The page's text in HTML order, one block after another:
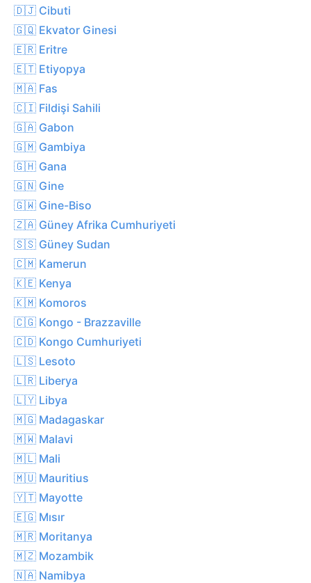
🇩🇯 Cibuti
🇬🇶 Ekvator Ginesi
🇪🇷 Eritre
🇪🇹 Etiyopya
🇲🇦 Fas
🇨🇮 Fildişi Sahili
🇬🇦 Gabon
🇬🇲 Gambiya
🇬🇭 Gana
🇬🇳 Gine
🇬🇼 Gine-Biso
🇿🇦 Güney Afrika Cumhuriyeti
🇸🇸 Güney Sudan
🇨🇲 Kamerun
🇰🇪 Kenya
🇰🇲 Komoros
🇨🇬 Kongo - Brazzaville
🇨🇩 Kongo Cumhuriyeti
🇱🇸 Lesoto
🇱🇷 Liberya
🇱🇾 Libya
🇲🇬 Madagaskar
🇲🇼 Malavi
🇲🇱 Mali
🇲🇺 Mauritius
🇾🇹 Mayotte
🇪🇬 Mısır
🇲🇷 Moritanya
🇲🇿 Mozambik
🇳🇦 Namibya